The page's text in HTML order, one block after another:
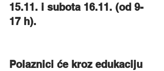
15.11. i subota 16.11. (od 9-
17 h).
Polaznici će kroz edukaciju